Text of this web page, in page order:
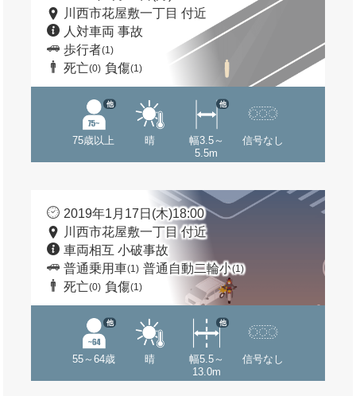
川西市花屋敷一丁目 付近
人対車両 事故
歩行者(1)
死亡(0) 負傷(1)
75歳以上
他
晴
幅3.5～
5.5m
他
信号なし
2019年1月17日(木)18:00
川西市花屋敷一丁目 付近
車両相互 小破事故
普通乗用車(1) 普通自動二輪小(1)
死亡(0) 負傷(1)
55～64歳
他
晴
幅5.5～
13.0m
他
信号なし